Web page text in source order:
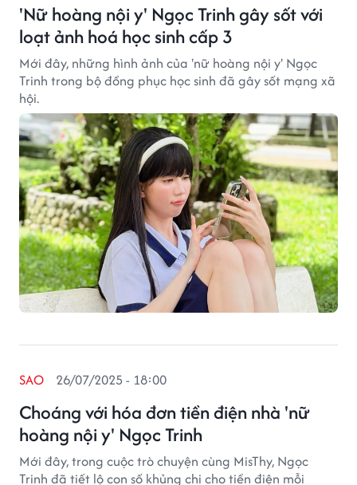
'Nữ hoàng nội y' Ngọc Trinh gây sốt với
loạt ảnh hoá học sinh cấp 3
Mới đây, những hình ảnh của 'nữ hoàng nội y' Ngọc
Trinh trong bộ đồng phục học sinh đã gây sốt mạng xã
hội.
Choáng với hóa đơn tiền điện nhà 'nữ
hoàng nội y' Ngọc Trinh
SAO 26/07/2025 - 18:00
Mới đây, trong cuộc trò chuyện cùng MisThy, Ngọc
Trinh đã tiết lộ con số khủng chi cho tiền điện mỗi